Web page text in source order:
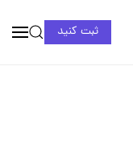
ثبت کنید